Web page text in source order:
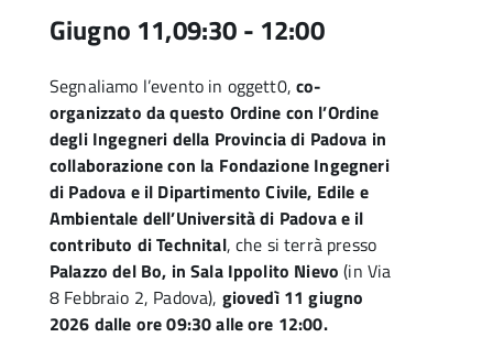
Giugno 11,09:30- 12:00
Segnaliamo l’evento in oggett0,co-
organizzato da questo Ordine con l’Ordine
degli Ingegneri della Provincia di Padova in
collaborazione con la Fondazione Ingegneri
di Padova e il Dipartimento Civile, Edile e
Ambientale dell’Università di Padova e il
contributo di Technital, che si terrà presso
Palazzo del Bo, in Sala Ippolito Nievo (in Via
8 Febbraio 2, Padova), giovedì 11 giugno
2026 dalle ore 09:30 alle ore 12:00.